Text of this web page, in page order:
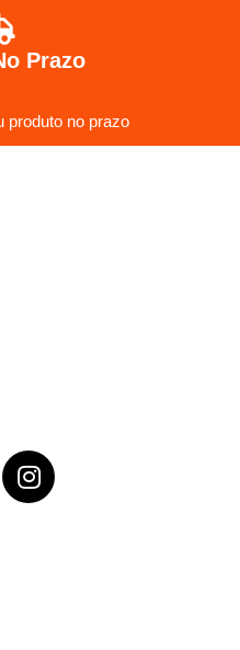
Prazo
produto no prazo